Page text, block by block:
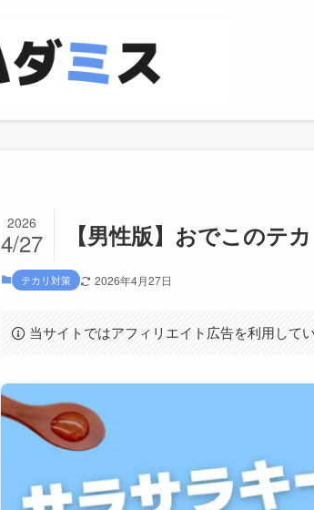
【男性版】おでこのテ
2026
4/27
テカリ対策 2026年4月27日
当サイトではアフィリエイト広告を利用して